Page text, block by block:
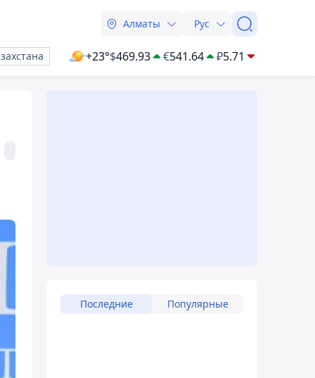
Алматы Рус
+23°$469.93 €541.64 ₽5.71
Последние Популярные